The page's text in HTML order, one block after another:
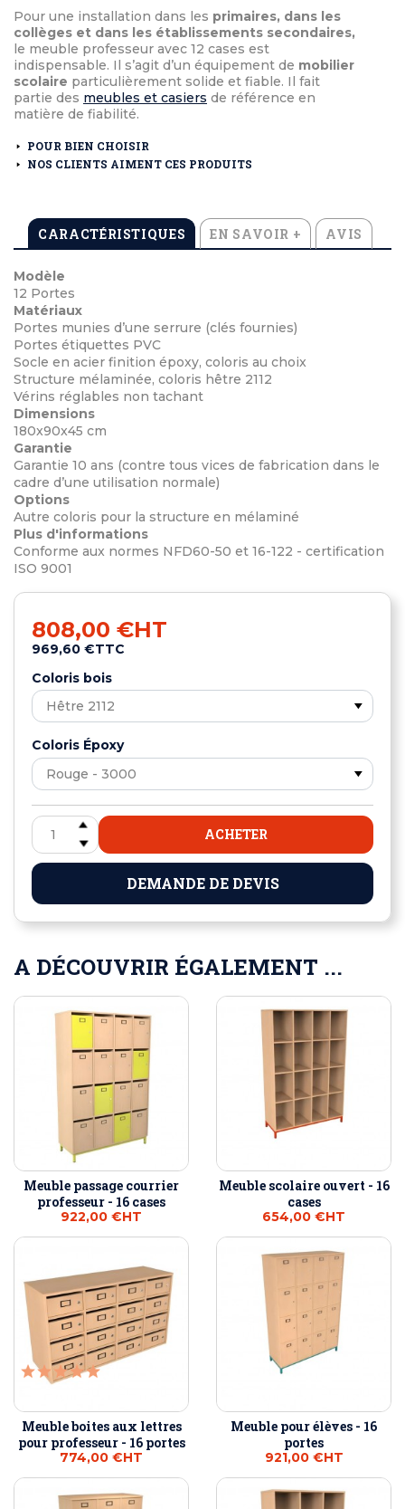
Pour une installation dans les primaires, dans les
collèges et dans les établissements secondaires,
le meuble professeur avec 12 cases est
indispensable. Il s’agit d’un équipement de mobilier
scolaire particulièrement solide et fiable. Il fait
partie des meubles et casiers de référence en
matière de fiabilité.
POUR BIEN CHOISIR
NOS CLIENTS AIMENT CES PRODUITS
CARACTÉRISTIQUES EN SAVOIR + AVIS
Modèle
12 Portes
Matériaux
Portes munies d’une serrure (clés fournies)
Portes étiquettes PVC
Socle en acier finition époxy, coloris au choix
Structure mélaminée, coloris hêtre 2112
Vérins réglables non tachant
Dimensions
180x90x45 cm
Garantie
Garantie 10 ans (contre tous vices de fabrication dans le
cadre d’une utilisation normale)
Options
Autre coloris pour la structure en mélaminé
Plus d'informations
Conforme aux normes NFD60-50 et 16-122 - certification
ISO 9001
808,00 €HT
969,60 €TTC
Coloris bois
Coloris Époxy
ACHETER
DEMANDE DE DEVIS
A DÉCOUVRIR ÉGALEMENT ...
Meuble passage courrier
professeur - 16 cases
922,00 €HT
Meuble scolaire ouvert - 16
cases
654,00 €HT
Meuble boites aux lettres
pour professeur - 16 portes
774,00 €HT
Meuble pour élèves - 16
portes
921,00 €HT